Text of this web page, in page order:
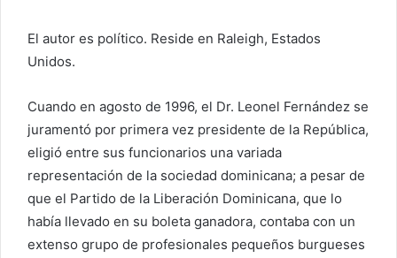
t
n
i
c
o
El autor es político. Reside en Raleigh, Estados
Unidos.
Cuando en agosto de 1996, el Dr. Leonel Fernández se
juramentó por primera vez presidente de la República,
eligió entre sus funcionarios una variada
representación de la sociedad dominicana; a pesar de
que el Partido de la Liberación Dominicana, que lo
había llevado en su boleta ganadora, contaba con un
extenso grupo de profesionales pequeños burgueses